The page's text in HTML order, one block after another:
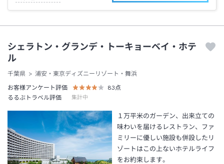
シェラトン・グランデ・トーキョーベイ・ホテ
ル
千葉県
浦安・東京ディズニーリゾート・舞浜
お客様アンケート評価
83点
るるぶトラベル評価
集計中
１万平米のガーデン、出来立ての
味わいを届けるレストラン、ファ
ミリーに優しい施設も併設したリ
ゾートはこの上ないホテルライフ
をお約束します。